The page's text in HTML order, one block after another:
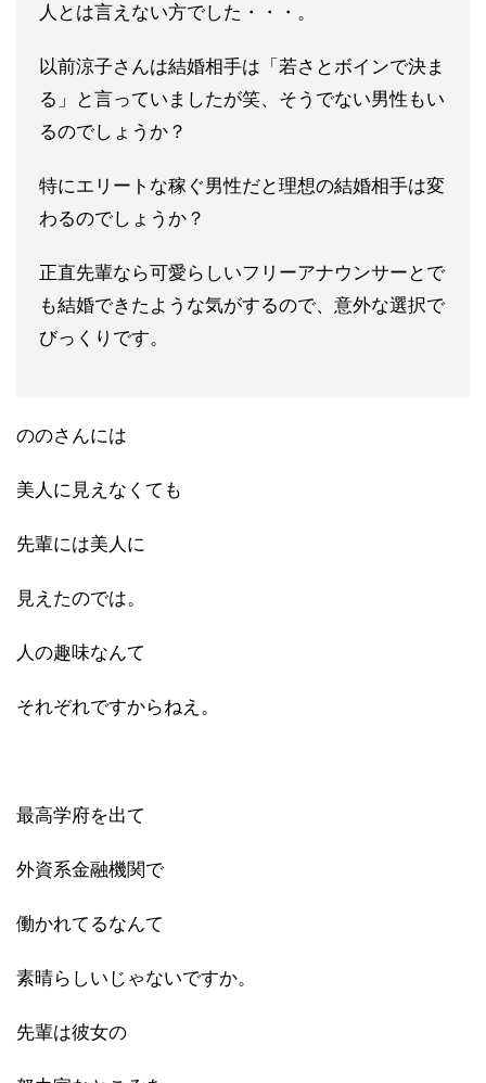
人とは言えない方でした・・・。
以前涼子さんは結婚相手は「若さとボインで決ま
る」と言っていま したが笑、そうでない男性もい
るのでしょうか？
特にエリートな稼ぐ男性だと理想の結婚相手は変
わるのでしょうか ？
正直先輩なら可愛らしいフリーアナウンサーとで
も結婚できたよう な気がするので、意外な選択で
びっくりです。
ののさんには
美人に見えなくても
先輩には美人に
見えたのでは。
人の趣味なんて
それぞれですからねえ。
最高学府を出て
外資系金融機関で
働かれてるなんて
素晴らしいじゃないですか。
先輩は彼女の